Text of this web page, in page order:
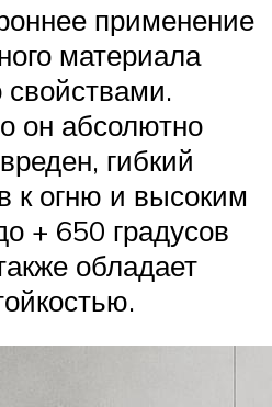
применение
материала
свойствами.
он абсолютно
гибкий
к огню и высоким
+ 650 градусов
обладает